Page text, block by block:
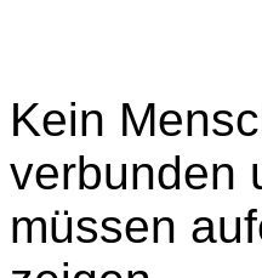
Kein
verbunden
müssen